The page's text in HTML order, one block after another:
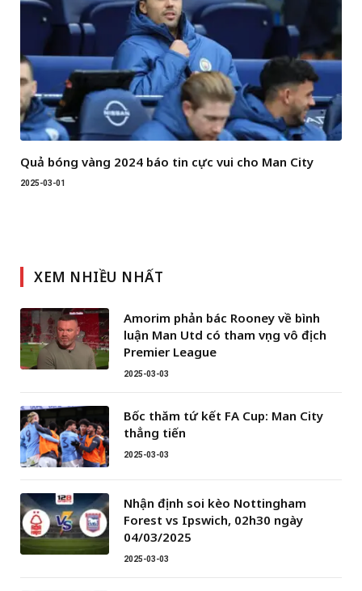
Quả bóng vàng 2024 báo tin cực vui cho Man City
2025-03-01
XEM NHIỀU NHẤT
Amorim phản bác Rooney về bình
luận Man Utd có tham vọng vô địch
Premier League
2025-03-03
Bốc thăm tứ kết FA Cup: Man City
thẳng tiến
2025-03-03
Nhận định soi kèo Nottingham
Forest vs Ipswich, 02h30 ngày
04/03/2025
2025-03-03